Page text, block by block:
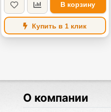
В корзину
Купить в 1 клик
О компании